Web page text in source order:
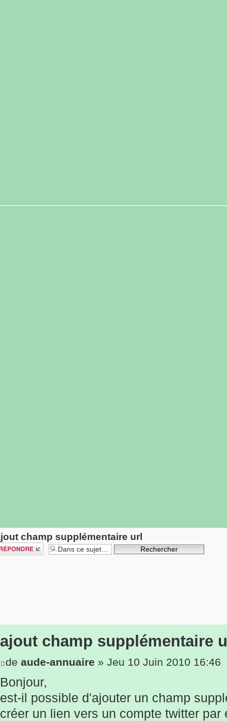
champ supplémentaire url
ajout champ supplémentaire
de aude-annuaire » Jeu 10 Juin 2010 16:46
Bonjour,
est-il possible d'ajouter un champ
créer un lien vers un compte twitter par